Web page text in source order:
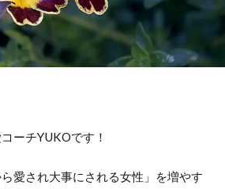
ーチYUKOです！
ら愛され大事にされる女性」を増やす